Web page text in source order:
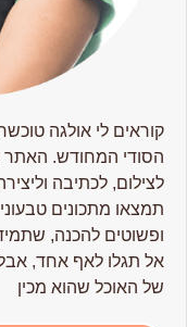
קוראים לי אולגה
הסודי המחודש. האתר
לצילום, לכתיבה
תמצאו מתכונים
ופשוטים להכנה,
אל תגלו לאף אחד,
של האוכל שהוא מכין